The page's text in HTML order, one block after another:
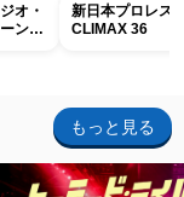
オ・
ン・
新日本プロレス
CLIMAX 36
もっと見る